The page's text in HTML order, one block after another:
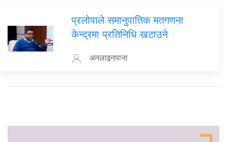
प्रलोपाले समानुपातिक मतगणना
केन्द्रमा प्रतिनिधि खटाउने
अनलाइनपाना